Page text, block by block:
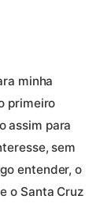
minha
primeiro
assim para
sem
entender, o
o Santa Cruz